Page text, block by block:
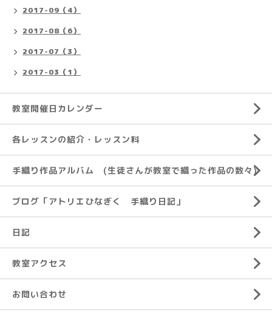
2017-09（4）
2017-08（6）
2017-07（3）
2017-03（1）
教室開催日カレンダー
各レッスンの紹介・レッスン料
手織り作品アルバム (生徒さんが教室で織った作品の数々)
ブログ「アトリエひなぎく 手織り日記」
日記
教室アクセス
お問い合わせ